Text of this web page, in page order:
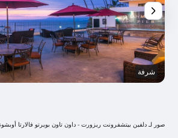
شرفة
صور لـ دلفين بيتشفرونت ريزورت - داون تاون بويرتو فالارتا